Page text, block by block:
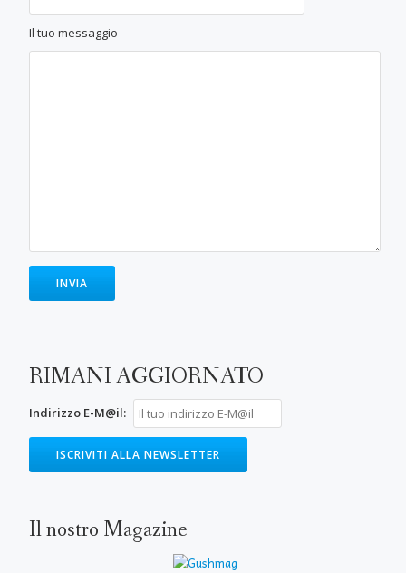
Il tuo messaggio
RIMANI AGGIORNATO
Indirizzo E-M@il:
Il nostro Magazine